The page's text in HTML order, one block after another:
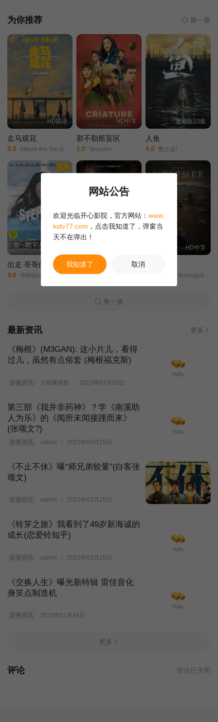
为你推荐 换一换
HD国语
走马观花
8.0 Where Are We Going/
HD中字
那不勒斯盲区
1.0 Vesuvio/
更新至10集
人鱼
4.0 樊少皇/
正片
出走 哥哥的彼界
4.0 仲间由纪惠/Soul/又吉伶音/伊波れいり/松田流花/津波竜斗/内田树/盧礼欧/玉城敦子/城间やよい/津嘉山正种/寺辻健一郎/
网内人：无脸杀手
5.0 Second Sister/
HD中字
Leila Mcdougall/Joel Jackson/Robert Taylor/
换一换
最新资讯 更多
《梅根》(M3GAN): 这小片儿，看得
过儿，虽然有点俗套 (梅根福克斯)
影视资讯 大聪看电影 2023年03月25日
第三部《我并非药神》？学《南溪助
人为乐》的《闻所未闻接踵而来》
(张颂文?)
影视资讯 admin 2023年03月25日
《不止不休》曝“师兄弟较量”(白客张
颂文)
影视资讯 admin 2023年03月25日
《铃芽之旅》我看到了49岁新海诚的
成长(恋爱铃知乎)
影视资讯 admin 2023年03月25日
《交换人生》曝光新特辑 雷佳音化
身笑点制造机
影视资讯 2023年01月24日
更多
评论 评论已关闭
网站公告
欢迎光临开心影院，官方网站： www.
kstv77.com ，点击我知道了，弹窗当
天不在弹出！
我知道了 取消